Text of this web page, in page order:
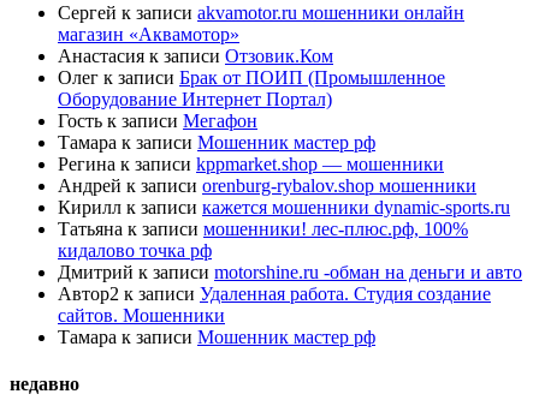
Сергей к записи akvamotor.ru мошенники онлайн
магазин «Аквамотор»
Анастасия к записи Отзовик.Ком
Олег к записи Брак от ПОИП (Промышленное
Оборудование Интернет Портал)
Гость к записи Мегафон
Тамара к записи Мошенник мастер рф
Регина к записи kppmarket.shop — мошенники
Андрей к записи orenburg-rybalov.shop мошенники
Кирилл к записи кажется мошенники dynamic-sports.ru
Татьяна к записи мошенники! лес-плюс.рф, 100%
кидалово точка рф
Дмитрий к записи motorshine.ru -обман на деньги и авто
Автор2 к записи Удаленная работа. Студия создание
сайтов. Мошенники
Тамара к записи Мошенник мастер рф
недавно